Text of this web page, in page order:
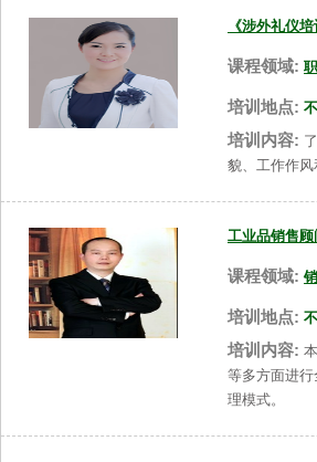
《涉外礼仪
课程领域:
培训地点:
培训内容:
貌、工作作
工业品销售
课程领域:
培训地点:
培训内容:
等多方面进
理模式。